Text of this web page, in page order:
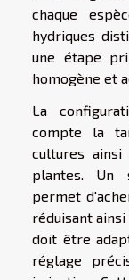
chaque
hydriques
une étape
homogène et
La
compte la
cultures
plantes. Un
permet
réduisant
doit être
réglage